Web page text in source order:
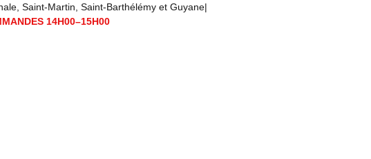
Hexagonale, Saint-Martin, Saint-Barthélémy et Guyane|
14H00–15H00